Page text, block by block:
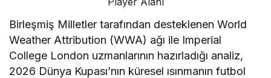
Birleşmiş Milletler tarafından desteklenen World
Weather Attribution (WWA) ağı ile Imperial
College London uzmanlarının hazırladığı analiz,
2026 Dünya Kupası’nın küresel ısınmanın futbol